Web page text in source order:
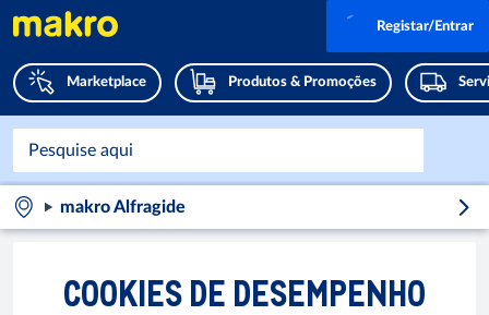
Marketplace Produtos & Promoções
Registar/Entrar
makro Alfragide
COOKIES DE DESEMPENHO